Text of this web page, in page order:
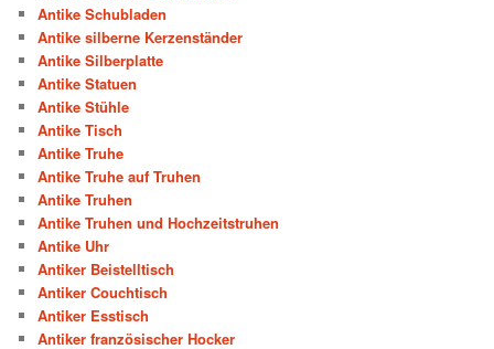
Antike Schubladen
Antike silberne Kerzenständer
Antike Silberplatte
Antike Statuen
Antike Stühle
Antike Tisch
Antike Truhe
Antike Truhe auf Truhen
Antike Truhen
Antike Truhen und Hochzeitstruhen
Antike Uhr
Antiker Beistelltisch
Antiker Couchtisch
Antiker Esstisch
Antiker französischer Hocker